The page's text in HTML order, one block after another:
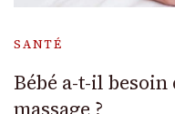
SANTÉ
Bébé a-t-il